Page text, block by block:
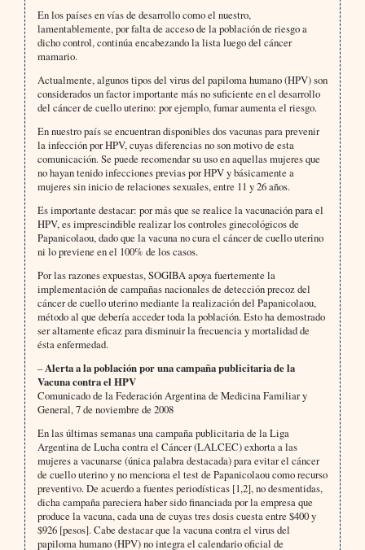
En los países en vías de desarrollo como el nuestro,
lamentablemente, por falta de acceso de la población de riesgo a
dicho control, continúa encabezando la lista luego del cáncer
mamario.
Actualmente, algunos tipos del virus del papiloma humano (HPV) son
considerados un factor importante más no suficiente en el desarrollo
del cáncer de cuello uterino: por ejemplo, fumar aumenta el riesgo.
En nuestro país se encuentran disponibles dos vacunas para prevenir
la infección por HPV, cuyas diferencias no son motivo de esta
comunicación. Se puede recomendar su uso en aquellas mujeres que
no hayan tenido infecciones previas por HPV y básicamente a
mujeres sin inicio de relaciones sexuales, entre 11 y 26 años.
Es importante destacar: por más que se realice la vacunación para el
HPV, es imprescindible realizar los controles ginecológicos de
Papanicolaou, dado que la vacuna no cura el cáncer de cuello uterino
ni lo previene en el 100% de los casos.
Por las razones expuestas, SOGIBA apoya fuertemente la
implementación de campañas nacionales de detección precoz del
cáncer de cuello uterino mediante la realización del Papanicolaou,
método al que debería acceder toda la población. Esto ha demostrado
ser altamente eficaz para disminuir la frecuencia y mortalidad de
ésta enfermedad.
–Alerta a la población por una campaña publicitaria de la
Vacuna contra el HPV
Comunicado de la Federación Argentina de Medicina Familiar y
General, 7 de noviembre de 2008
En las últimas semanas una campaña publicitaria de la Liga
Argentina de Lucha contra el Cáncer (LALCEC) exhorta a las
mujeres a vacunarse (única palabra destacada) para evitar el cáncer
de cuello uterino y no menciona el test de Papanicolaou como recurso
preventivo. De acuerdo a fuentes periodísticas [1,2], no desmentidas,
dicha campaña pareciera haber sido financiada por la empresa que
produce la vacuna, cada una de cuyas tres dosis cuesta entre $400 y
$926 [pesos]. Cabe destacar que la vacuna contra el virus del
papiloma humano (HPV) no integra el calendario oficial de